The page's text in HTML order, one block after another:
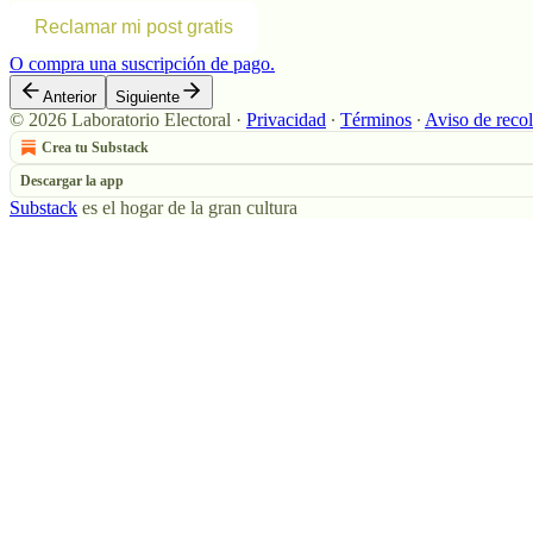
Reclamar mi post gratis
O compra una suscripción de pago.
Anterior Siguiente
© 2026 Laboratorio Electoral · Privacidad ∙ Términos ∙ Aviso de
Crea tu Substack
Descargar la app
Substack es el hogar de la gran cultura